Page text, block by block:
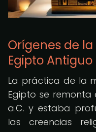
Orígenes de
Egipto Antiguo
La práctica de la
Egipto se
a.C. y estaba
las creencias